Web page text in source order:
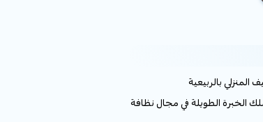
الخبرة الطويلة في مجال نظافة